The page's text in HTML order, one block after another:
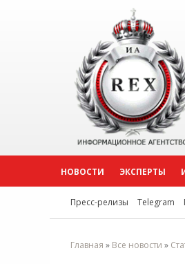
НОВОСТИ ЭКСПЕРТЫ
Пресс-релизы Telegram
Главная » Все новости »